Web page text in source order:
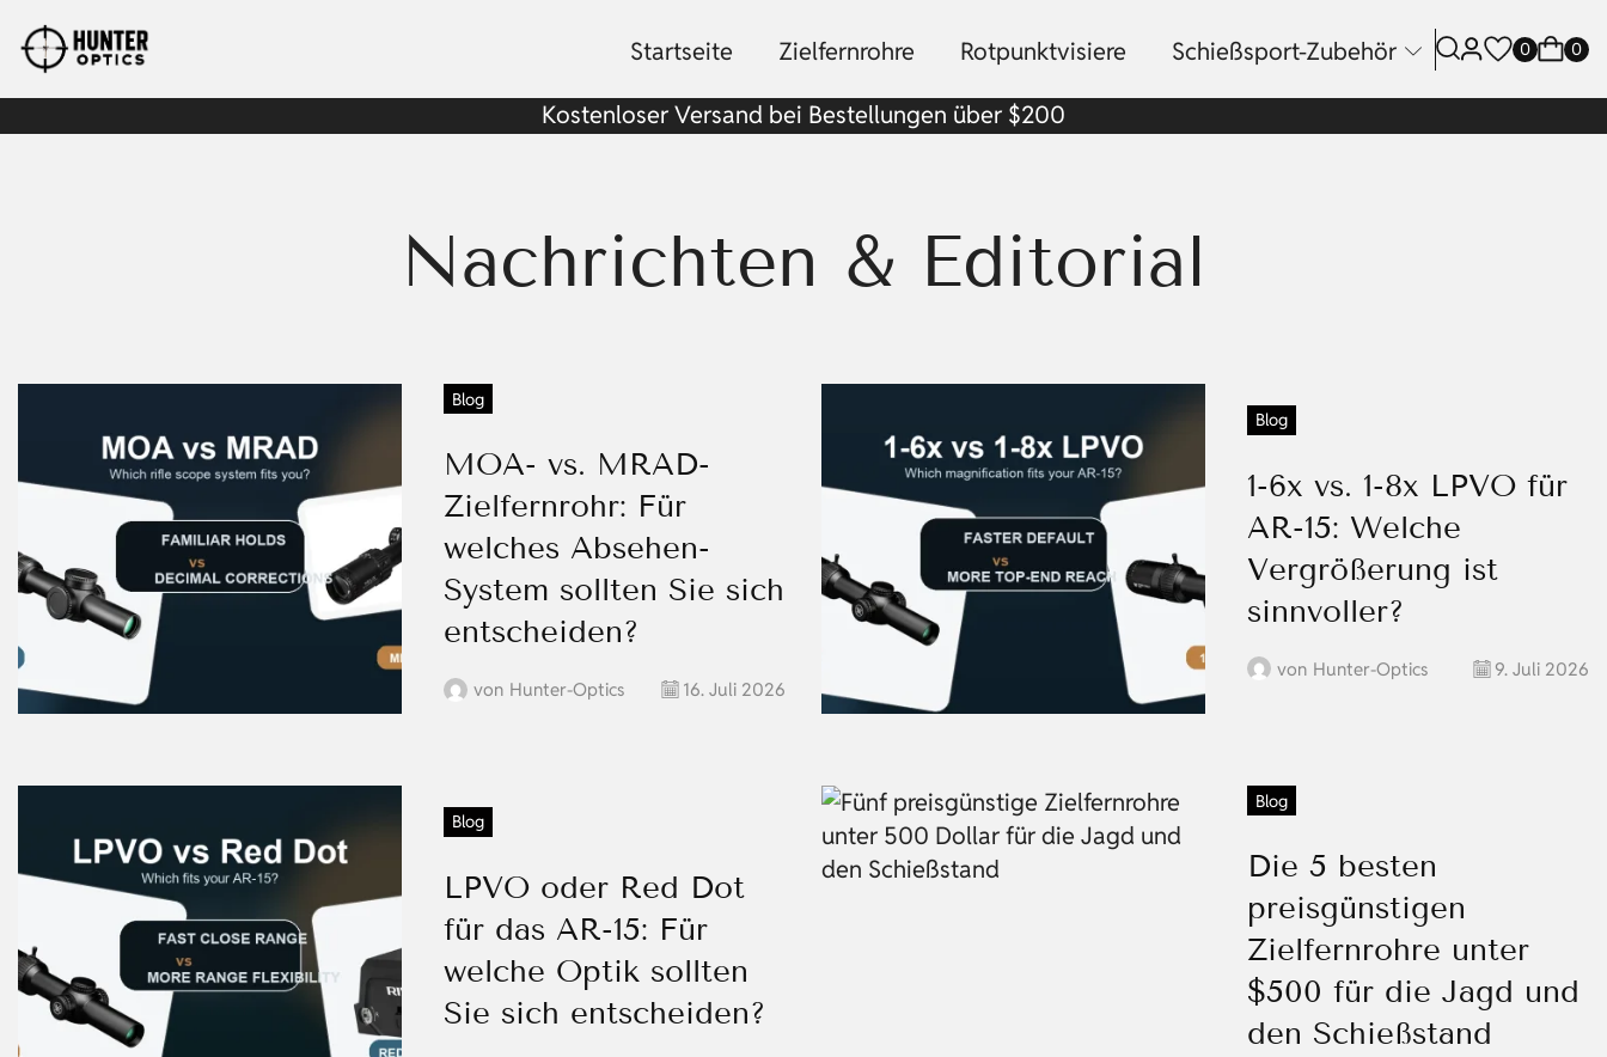
Startseite Zielfernrohre Rotpunktvisiere Schießsport-Zubehör 0 0
Kostenloser Versand bei Bestellungen über $200
Nachrichten & Editorial
Blog
MOA- vs. MRAD-
Zielfernrohr: Für
welches Absehen-
System sollten Sie sich
entscheiden?
von Hunter-Optics 16. Juli 2026
Blog
1-6x vs. 1-8x LPVO für
AR-15: Welche
Vergrößerung ist
sinnvoller?
von Hunter-Optics 9. Juli 2026
Blog
LPVO oder Red Dot
für das AR-15: Für
welche Optik sollten
Sie sich entscheiden?
Blog
Die 5 besten
preisgünstigen
Zielfernrohre unter
$500 für die Jagd und
den Schießstand